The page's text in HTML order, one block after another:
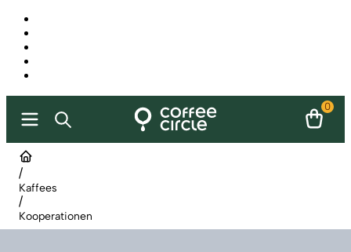
0
/
Kaffees
/
Kooperationen